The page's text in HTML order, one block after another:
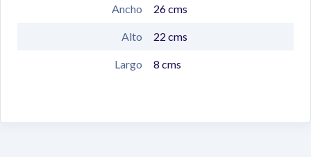
Ancho 26cms
Alto 22 cms
Largo 8 cms